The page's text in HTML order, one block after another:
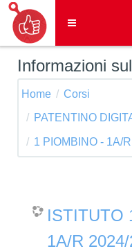
Pannello laterale
Vai al contenuto principale
Informazioni
Home Corsi
PATENTINO
1 PIOMBINO - 1A/
ISTITUTO
1A/R